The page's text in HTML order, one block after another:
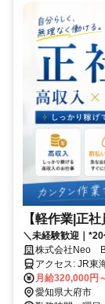
【軽作業|正
＼未経験歓迎｜
株式会社Neo
アクセス: JR東海道本線「大府駅」 ★マイカー通勤OK(無料駐車場あ
り) ★寮から無
月給320,000円
愛知県大府市